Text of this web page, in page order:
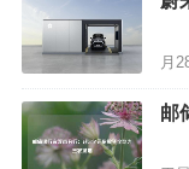
IE
现
出
并
尽
谨
临